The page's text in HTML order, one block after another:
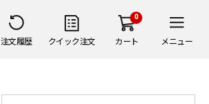
注文履歴 クイック注文
0
カート メニュー